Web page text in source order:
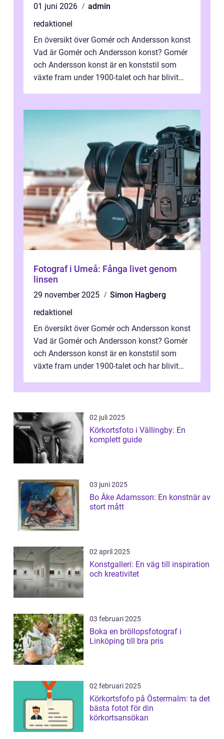
01 juni 2026
admin
redaktionel
En översikt över Gomér och Andersson konst
Vad är Gomér och Andersson konst? Gomér
och Andersson konst är en konststil som
växte fram under 1900-talet och har blivit
Fotograf i Umeå: Fånga livet genom
linsen
29 november 2025
Simon Hagberg
redaktionel
En översikt över Gomér och Andersson konst
Vad är Gomér och Andersson konst? Gomér
och Andersson konst är en konststil som
växte fram under 1900-talet och har blivit
02 juli 2025
Körkortsfoto i Vällingby: En
komplett guide
03 juni 2025
Bo Åke Adamsson: En konstnär av
stort mått
02 april 2025
Konstgalleri: En väg till inspiration
och kreativitet
03 februari 2025
Boka en bröllopsfotograf i
Linköping till bra pris
02 februari 2025
Körkortsfofo på Östermalm: ta det
bästa fotot för din
körkortsansökan